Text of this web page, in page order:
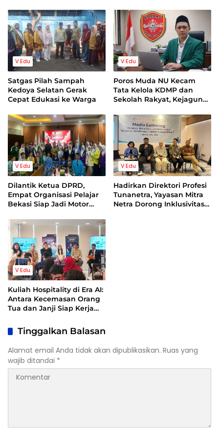
V Edu
Satgas Pilah Sampah
Kedoya Selatan Gerak
Cepat Edukasi ke Warga
V Edu
Poros Muda NU Kecam
Tata Kelola KDMP dan
Sekolah Rakyat, Kejagung
V Edu
Dilantik Ketua DPRD,
Empat Organisasi Pelajar
Bekasi Siap Jadi Motor
V Edu
Hadirkan Direktori Profesi
Tunanetra, Yayasan Mitra
Netra Dorong Inklusivitas
V Edu
Kuliah Hospitality di Era AI:
Antara Kecemasan Orang
Tua dan Janji Siap Kerja
Tinggalkan Balasan
Alamat email Anda tidak akan dipublikasikan. Ruas yang
wajib ditandai *